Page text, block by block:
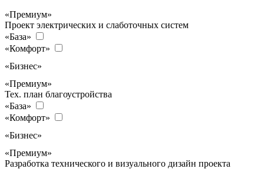
«Премиум»
Проект электрических и слаботочных систем
«База»
«Комфорт»
«Бизнес»
«Премиум»
Тех. план благоустройства
«База»
«Комфорт»
«Бизнес»
«Премиум»
Разработка технического и визуального дизайн проекта